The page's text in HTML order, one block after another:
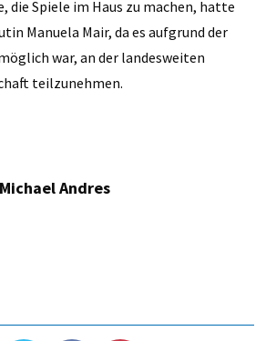
die Spiele im Haus zu machen, hatte
Manuela Mair, da es aufgrund der
war, an der landesweiten
teilzunehmen.
Michael Andres